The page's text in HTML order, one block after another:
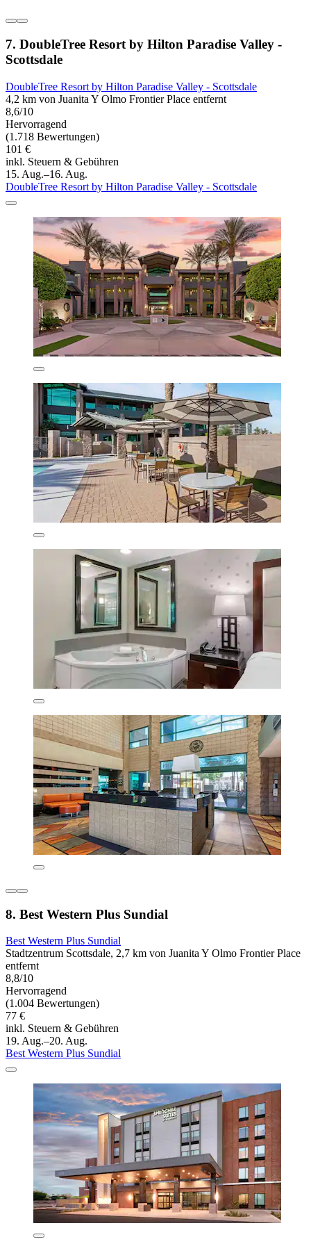
7. DoubleTree Resort by Hilton Paradise Valley -
Scottsdale
DoubleTree Resort by Hilton Paradise Valley - Scottsdale
4,2 km von Juanita Y Olmo Frontier Place entfernt
8,6/10
Hervorragend
(1.718 Bewertungen)
101 €
inkl. Steuern & Gebühren
15. Aug.–16. Aug.
DoubleTree Resort by Hilton Paradise Valley - Scottsdale
8. Best Western Plus Sundial
Best Western Plus Sundial
Stadtzentrum Scottsdale, 2,7 km von Juanita Y Olmo Frontier Place
entfernt
8,8/10
Hervorragend
(1.004 Bewertungen)
77 €
inkl. Steuern & Gebühren
19. Aug.–20. Aug.
Best Western Plus Sundial